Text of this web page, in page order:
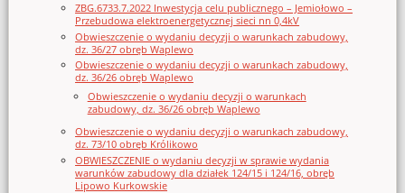
ZBG.6733.7.2022 Inwestycja celu publicznego – Jemiołowo –
Przebudowa elektroenergetycznej sieci nn 0,4kV
Obwieszczenie o wydaniu decyzji o warunkach zabudowy,
dz. 36/27 obręb Waplewo
Obwieszczenie o wydaniu decyzji o warunkach zabudowy,
dz. 36/26 obręb Waplewo
Obwieszczenie o wydaniu decyzji o warunkach
zabudowy, dz. 36/26 obręb Waplewo
Obwieszczenie o wydaniu decyzji o warunkach zabudowy,
dz. 73/10 obręb Królikowo
OBWIESZCZENIE o wydaniu decyzji w sprawie wydania
warunków zabudowy dla działek 124/15 i 124/16, obręb
Lipowo Kurkowskie